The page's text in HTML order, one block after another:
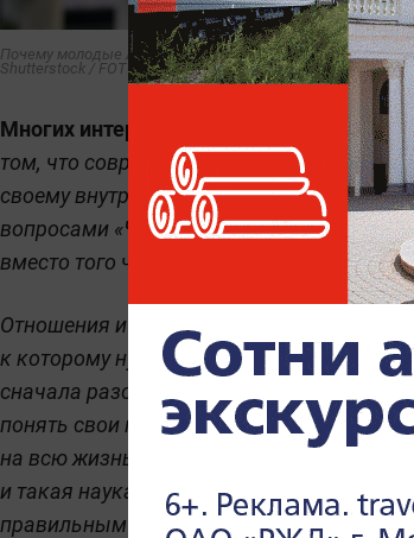
Почему молодые люди откладывают создание семьи и
Shutterstock / FOTODOM / LightField Studios
Многих интересует: а почему молодёжь
том, что современные молодые люди
своему внутреннему состоянию и
вопросами «Чего я хочу на самом деле?»
вместо того чтобы следовать
Отношения и родительство всё чаще
к которому нужно быть эмоционально
сначала разобраться в себе, научиться
понять свои потребности и только
на всю жизнь. К тому же мир не стоит на
и такая наука, как психология. Многие
правильным сначала изучить вопрос